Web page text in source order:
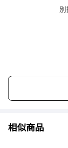
別
相似商品